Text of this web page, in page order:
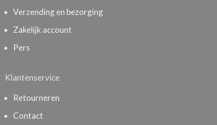
Verzending en bezorging
Zakelijk account
Pers
Klantenservice
Retourneren
Contact